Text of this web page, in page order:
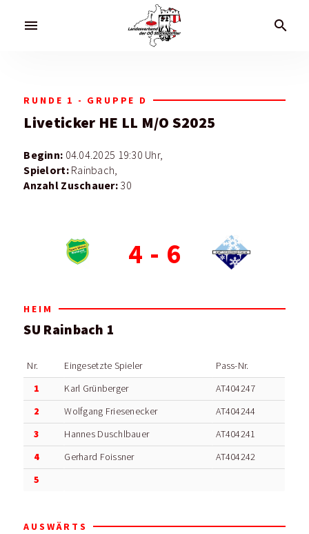
menu search
RUNDE 1 - GRUPPE D
Liveticker HE LL M/O S2025
Beginn: 04.04.2025 19:30 Uhr,
Spielort: Rainbach,
Anzahl Zuschauer: 30
4 - 6
HEIM
SU Rainbach 1
Nr. Eingesetzte Spieler Pass-Nr.
1 Karl Grünberger AT404247
2 Wolfgang Friesenecker AT404244
3 Hannes Duschlbauer AT404241
4 Gerhard Foissner AT404242
5
AUSWÄRTS